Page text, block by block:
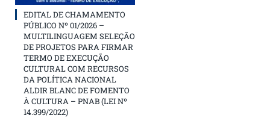
EDITAL DE CHAMAMENTO
PÚBLICO Nº 01/2026 –
MULTILINGUAGEM SELEÇÃO
DE PROJETOS PARA FIRMAR
TERMO DE EXECUÇÃO
CULTURAL COM RECURSOS
DA POLÍTICA NACIONAL
ALDIR BLANC DE FOMENTO
À CULTURA – PNAB (LEI Nº
14.399/2022)